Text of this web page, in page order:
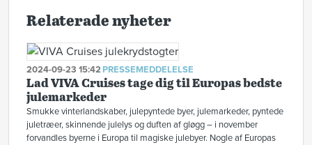
Relaterade nyheter
2024-09-23 15:42 PRESSEMEDDELELSE
Lad VIVA Cruises tage dig til Europas bedste
julemarkeder
Smukke vinterlandskaber, julepyntede byer, julemarkeder, pyntede
juletræer, skinnende julelys og duften af gløgg – i november
forvandles byerne i Europa til magiske julebyer. Nogle af Europas